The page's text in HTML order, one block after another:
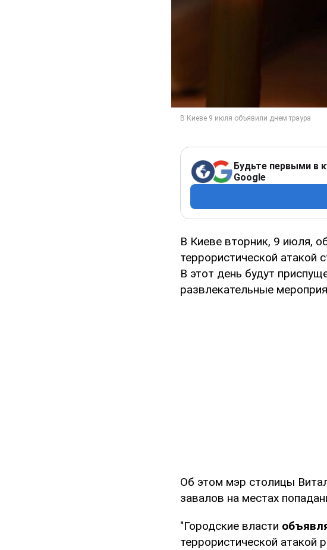
Будьте первыми в
Google
В Киеве вторник, 9 июля,
террористической атакой
В этот день будут
развлекательные
Об этом мэр столицы
завалов на местах
"Городские власти
террористической атакой